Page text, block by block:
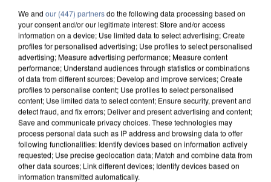
We and our (447) partnersdo the following data processing based on
your consent and/or our legitimate interest: Store and/or access
information on a device; Use limited data to select advertising; Create
profiles for personalised advertising; Use profiles to select personalised
advertising; Measure advertising performance; Measure content
performance; Understand audiences through statistics or combinations
of data from different sources; Develop and improve services; Create
profiles to personalise content; Use profiles to select personalised
content; Use limited data to select content; Ensure security, prevent and
detect fraud, and fix errors; Deliver and present advertising and content;
Save and communicate privacy choices. These technologies may
process personal data such as IP address and browsing data to offer
following functionalities: Identify devices based on information actively
requested; Use precise geolocation data; Match and combine data from
other data sources; Link different devices; Identify devices based on
information transmitted automatically.